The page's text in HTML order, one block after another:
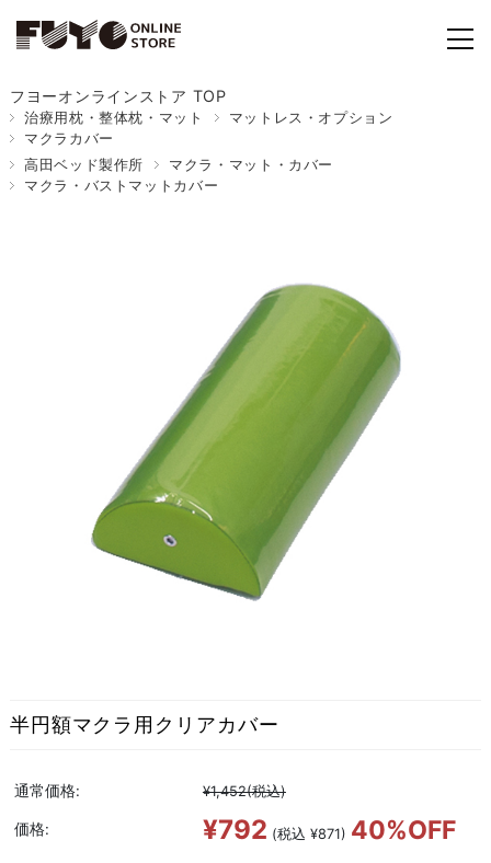
フヨーオンラインストア TOP
治療用枕・整体枕・マット
マットレス・オプション
マクラカバー
高田ベッド製作所
マクラ・マット・カバー
マクラ・バストマットカバー
半円額マクラ用クリアカバー
通常価格: ¥1,452(税込)
価格: ¥792 (税込 ¥871) 40%OFF